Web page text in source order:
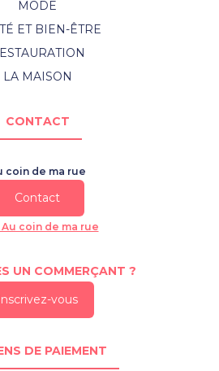
MODE
ET BIEN-ÊTRE
LA MAISON
CONTACT
coin de ma rue
Contact
Au coin de ma rue
UN COMMERÇANT ?
vous
DE PAIEMENT